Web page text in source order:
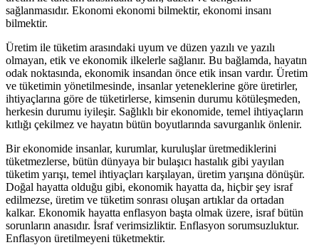
sağlanmasıdır. Ekonomi ekonomi bilmektir, ekonomi insanı
bilmektir.
Üretim ile tüketim arasındaki uyum ve düzen yazılı ve yazılı
olmayan, etik ve ekonomik ilkelerle sağlanır. Bu bağlamda, hayatın
odak noktasında, ekonomik insandan önce etik insan vardır. Üretim
ve tüketimin yönetilmesinde, insanlar yeteneklerine göre üretirler,
ihtiyaçlarına göre de tüketirlerse, kimsenin durumu kötüleşmeden,
herkesin durumu iyileşir. Sağlıklı bir ekonomide, temel ihtiyaçların
kıtlığı çekilmez ve hayatın bütün boyutlarında savurganlık önlenir.
Bir ekonomide insanlar, kurumlar, kuruluşlar üretmediklerini
tüketmezlerse, bütün dünyaya bir bulaşıcı hastalık gibi yayılan
tüketim yarışı, temel ihtiyaçları karşılayan, üretim yarışına dönüşür.
Doğal hayatta olduğu gibi, ekonomik hayatta da, hiçbir şey israf
edilmezse, üretim ve tüketim sonrası oluşan artıklar da ortadan
kalkar. Ekonomik hayatta enflasyon başta olmak üzere, israf bütün
sorunların anasıdır. İsraf verimsizliktir. Enflasyon sorumsuzluktur.
Enflasyon üretilmeyeni tüketmektir.